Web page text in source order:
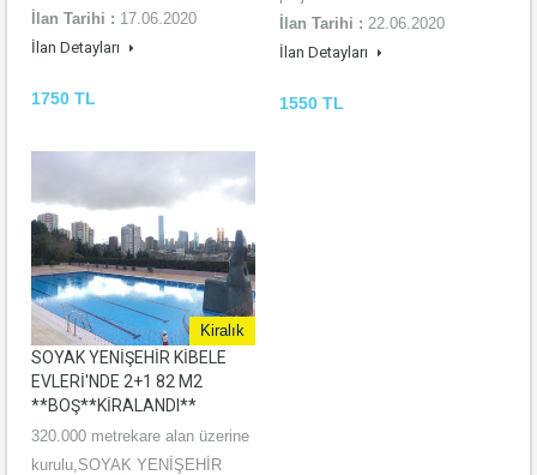
İlan Tarihi : 17.06.2020
İlan Detayları
1750 TL
İlan Tarihi : 22.06.2020
İlan Detayları
1550 TL
Kiralık
SOYAK YENİŞEHİR KİBELE
EVLERİ'NDE 2+1 82 M2
**BOŞ**KİRALANDI**
320.000 metrekare alan üzerine
kurulu,SOYAK YENİŞEHİR